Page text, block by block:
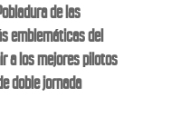
de las
emblemáticas del
a los mejores pilotos
doble jornada